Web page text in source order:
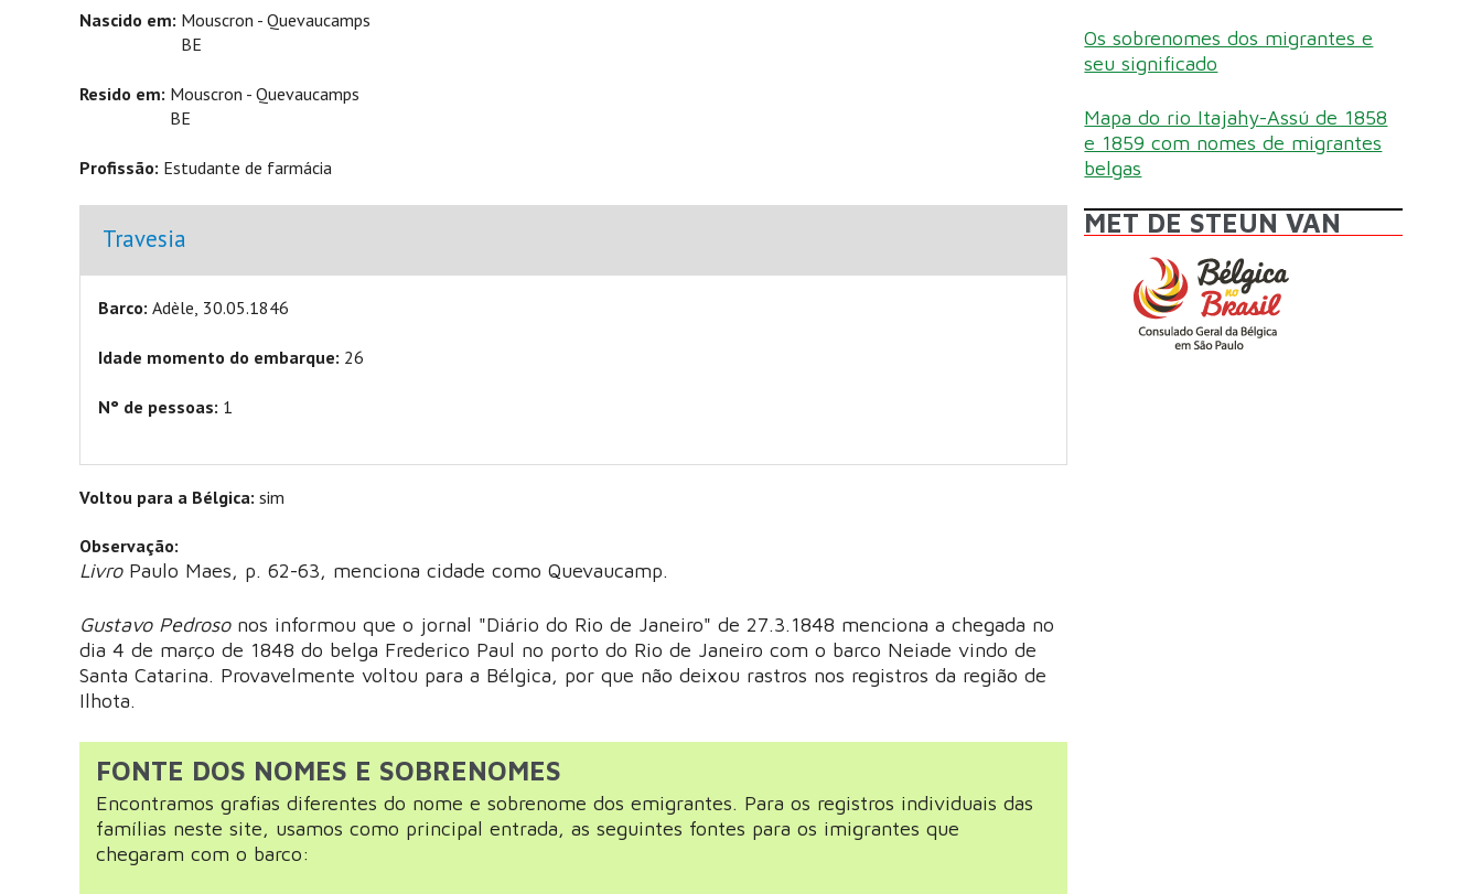
Nascido em: Mouscron - Quevaucamps
BE
Resido em: Mouscron - Quevaucamps
BE
Profissão: Estudante de farmácia
Verbergen
Travesia
Barco: Adèle, 30.05.1846
Idade momento do embarque: 26
N° de pessoas: 1
Voltou para a Bélgica: sim
Observação:
Livro Paulo Maes, p. 62-63, menciona cidade como Quevaucamp.
Gustavo Pedrosonos informou que o jornal "Diário do Rio de Janeiro" de 27.3.1848 menciona a chegada no
dia 4 de março de 1848 do belga Frederico Paul no porto do Rio de Janeiro com o barco Neiade vindo de
Santa Catarina. Provavelmente voltou para a Bélgica, por que não deixou rastros nos registros da região de
Ilhota.
FONTE DOS NOMES E SOBRENOMES
Encontramos grafias diferentes do nome e sobrenome dos emigrantes. Para os registros individuais das
famílias neste site, usamos como principal entrada, as seguintes fontes para os imigrantes que
chegaram com o barco:
Os sobrenomes dos migrantes e
seu significado
Mapa do rio Itajahy-Assú de 1858
e 1859 com nomes de migrantes
belgas
MET DE STEUN VAN